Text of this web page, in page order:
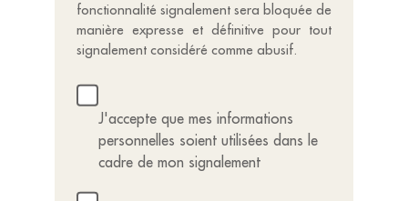
fonctionnalité signalement sera bloquée de
manière expresse et définitive pour tout
signalement considéré comme abusif.
J'accepte que mes informations
personnelles soient utilisées dans le
cadre de mon signalement